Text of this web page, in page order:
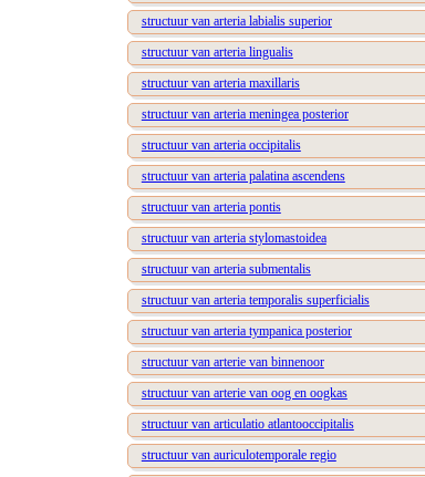
structuur van arteria labialis superior
structuur van arteria lingualis
structuur van arteria maxillaris
structuur van arteria meningea posterior
structuur van arteria occipitalis
structuur van arteria palatina ascendens
structuur van arteria pontis
structuur van arteria stylomastoidea
structuur van arteria submentalis
structuur van arteria temporalis superficialis
structuur van arteria tympanica posterior
structuur van arterie van binnenoor
structuur van arterie van oog en oogkas
structuur van articulatio atlantooccipitalis
structuur van auriculotemporale regio